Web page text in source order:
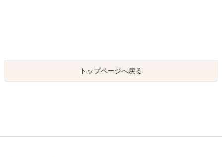
トップページへ戻る